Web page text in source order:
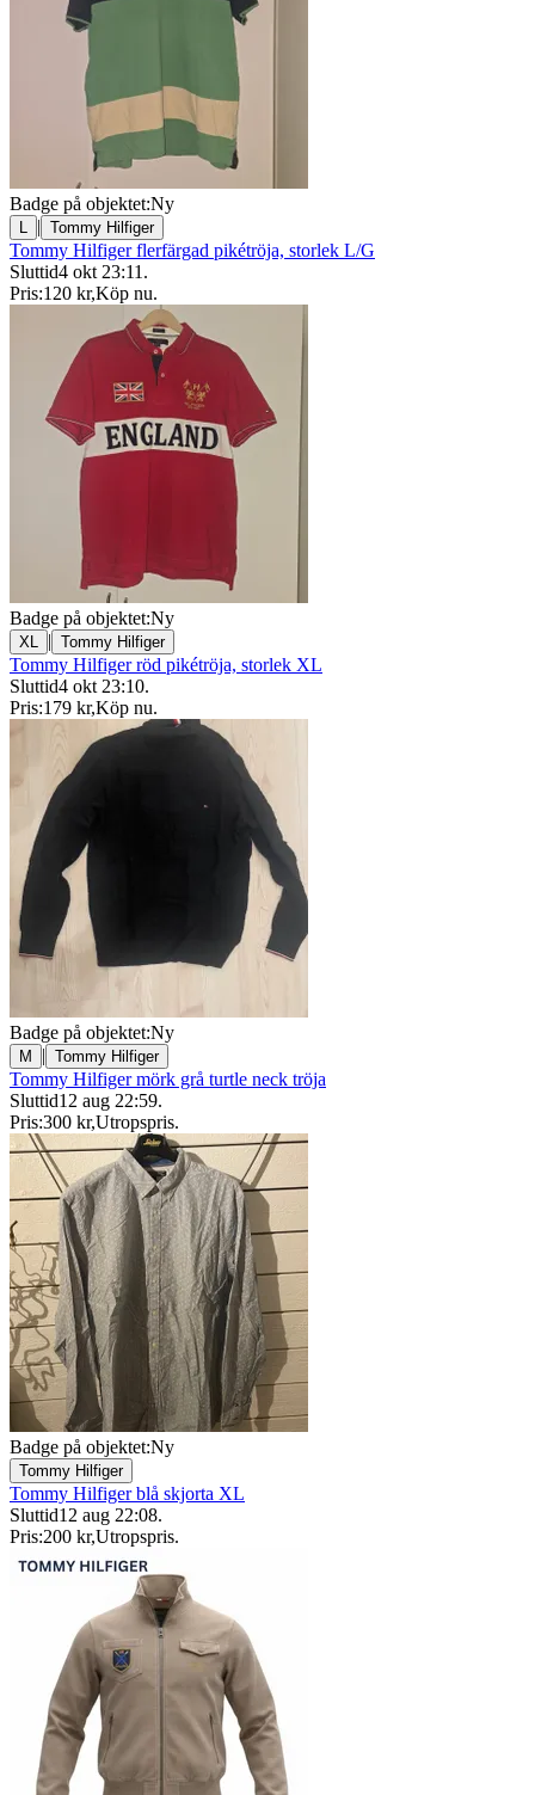
Badge på objektet:Ny
L | Tommy Hilfiger
Tommy Hilfiger flerfärgad pikétröja, storlek L/G
Sluttid4 okt 23:11 .
Pris:120 kr,Köp nu.
Badge på objektet:Ny
XL | Tommy Hilfiger
Tommy Hilfiger röd pikétröja, storlek XL
Sluttid4 okt 23:10.
Pris:179 kr,Köp nu.
Badge på objektet:Ny
M | Tommy Hilfiger
Tommy Hilfiger mörk grå turtle neck tröja
Sluttid12 aug 22:59.
Pris:300 kr,Utropspris.
Badge på objektet:Ny
Tommy Hilfiger
Tommy Hilfiger blå skjorta XL
Sluttid12 aug 22:08.
Pris:200 kr,Utropspris.